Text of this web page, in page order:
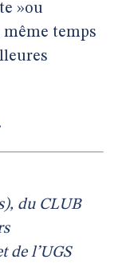
»ou
même temps
du CLUB
de l’UGS